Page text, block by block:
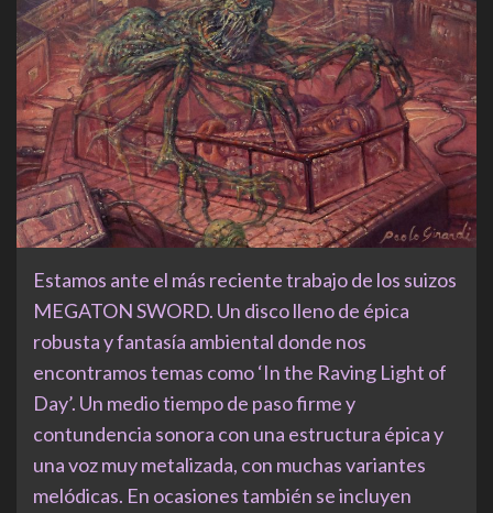
Estamos ante el más reciente trabajo de los suizos
MEGATON SWORD. Un disco lleno de épica
robusta y fantasía ambiental donde nos
encontramos temas como ‘In the Raving Light of
Day’. Un medio tiempo de paso firme y
contundencia sonora con una estructura épica y
una voz muy metalizada, con muchas variantes
melódicas. En ocasiones también se incluyen